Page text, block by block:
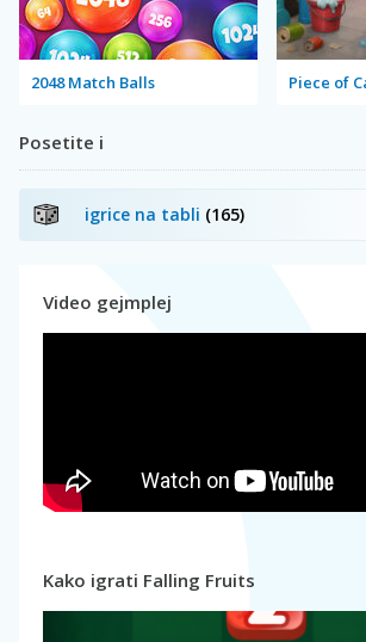
2048 Match Balls
Posetite i
igrice na tabli (165)
Video gejmplej
Kako igrati Falling Fruits